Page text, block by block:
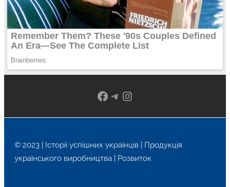
Facebook
Telegram
Instagram
© 2023 | Історії успішних українців | Продукція
українського виробництва | Розвиток